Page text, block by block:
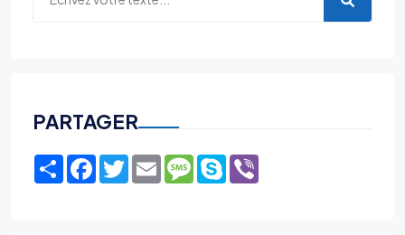
PARTAGER
ShareFacebook
TwitterEmailMessage
Skype